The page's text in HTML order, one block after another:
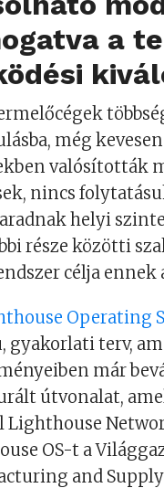
a
még
valósították
nincs
helyi
része közötti
célja ennek
Operating
gyakorlati terv,
már
útvonalat,
Lighthouse
OS-t a
and